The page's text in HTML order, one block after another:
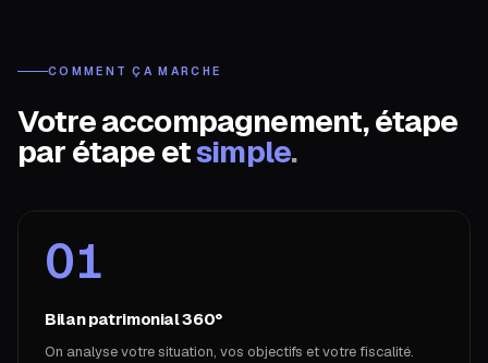
COMMENT ÇA MARCHE
Votre accompagnement, étape
par étape etsimple.
01
Bilan patrimonial 360°
On analyse votre situation, vos objectifs et votre fiscalité.